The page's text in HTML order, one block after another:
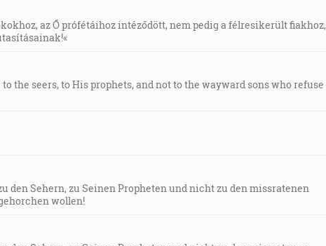
az Ő prófétáihoz intéződött, nem pedig a félresikerült fiakhoz,
to the seers, to His prophets, and not to the wayward sons who refuse
den Sehern, zu Seinen Propheten und nicht zu den missratenen
wollen!